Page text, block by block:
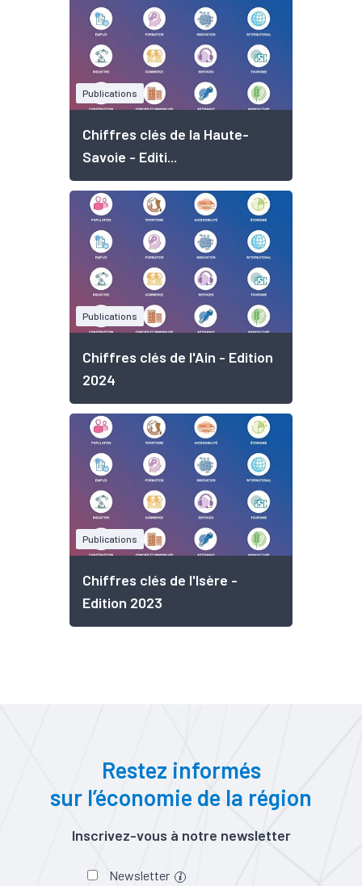
Publications
Chiffres clés de la Haute-
Savoie - Editi...
Publications
Chiffres clés de l'Ain - Edition
2024
Publications
Chiffres clés de l'Isère -
Edition 2023
Restez informés
sur l’économie de la région
Inscrivez-vous à notre newsletter
Newsletter